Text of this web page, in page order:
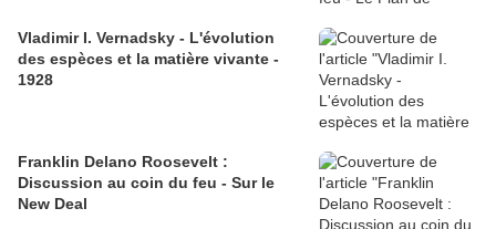
Vladimir I. Vernadsky - L'évolution
des espèces et la matière vivante -
1928
Franklin Delano Roosevelt :
Discussion au coin du feu - Sur le
New Deal